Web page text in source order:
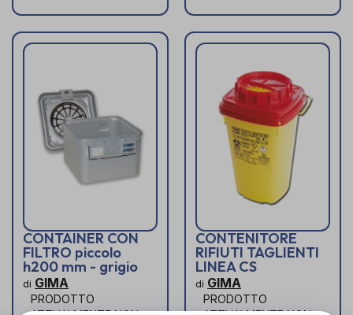
CONTAINER CON
FILTRO piccolo
h200 mm - grigio
di GIMA
PRODOTTO
CONTENITORE
RIFIUTI TAGLIENTI
LINEA CS
di GIMA
PRODOTTO